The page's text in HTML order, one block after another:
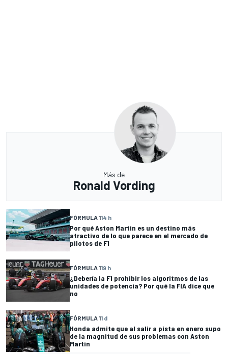
Más de
Ronald Vording
FÓRMULA 114 h
Por qué Aston Martin es un destino más
atractivo de lo que parece en el mercado de
pilotos de F1
FÓRMULA 119 h
¿Debería la F1 prohibir los algoritmos de las
unidades de potencia? Por qué la FIA dice que
no
FÓRMULA 11 d
Honda admite que al salir a pista en enero supo
de la magnitud de sus problemas con Aston
Martin